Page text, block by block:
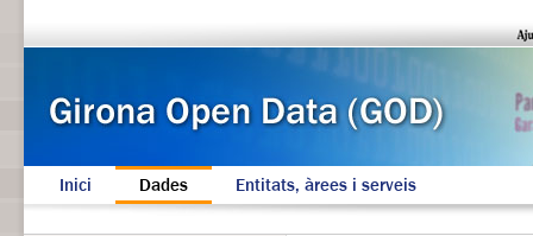
Inici Dades Entitats, àrees i serveis